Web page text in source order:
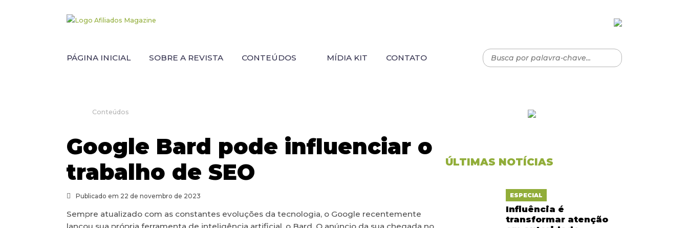
PÁGINA INICIAL SOBRE A REVISTA CONTEÚDOS MÍDIA KIT CONTATO
Conteúdos
Google Bard pode influenciar o
trabalho de SEO
Publicado em 22 de novembro de 2023
Sempre atualizado com as constantes evoluções da tecnologia, o Google recentemente
ÚLTIMAS NOTÍCIAS
ESPECIAL
Influência é
transformar atenção